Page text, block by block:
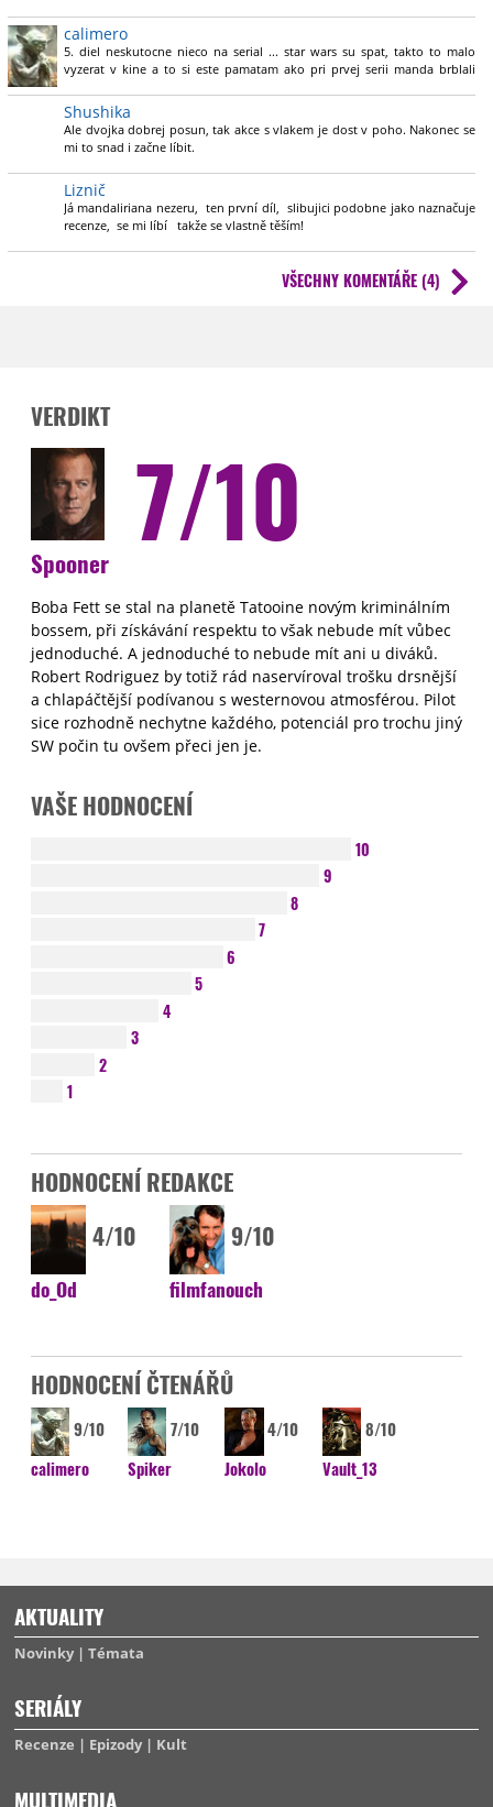
chybí: Fennec Shand měla zahrád ero-válečnici jako kdysi byla Rudá
Sonja.
otázky: kde se ksakru vzal (proslavil) ten Cad Bane ??
6,5/10
calimero
5. diel neskutocne nieco na serial ... star wars su spat, takto to malo
vyzerat v kine a to si este pamatam ako pri prvej serii manda brblali
way
Shushika
Ale dvojka dobrej posun, tak akce s vlakem je dost v poho. Nakonec se
mi to snad i začne líbit.
Liznič
Já mandaliriana nezeru, ten první díl, slibujici podobne jako naznačuje
recenze, se mi líbí takže se vlastně těším!
VŠECHNY KOMENTÁŘE (4)
VERDIKT
7/10
Spooner
Boba Fett se stal na planetě Tatooine novým kriminálním
bossem, při získávání respektu to však nebude mít vůbec
jednoduché. A jednoduché to nebude mít ani u diváků.
Robert Rodriguez by totiž rád naservíroval trošku drsnější
a chlapáčtější podívanou s westernovou atmosférou. Pilot
sice rozhodně nechytne každého, potenciál pro trochu jiný
SW počin tu ovšem přeci jen je.
VAŠE HODNOCENÍ
10
9
8
7
6
5
4
3
2
1
HODNOCENÍ REDAKCE
4/10
do_Od
9/10
filmfanouch
HODNOCENÍ ČTENÁŘŮ
9/10
calimero
7/10
Spiker
4/10
Jokolo
8/10
Vault_13
AKTUALITY
Novinky Témata
SERIÁLY
Recenze Epizody Kult
MULTIMEDIA